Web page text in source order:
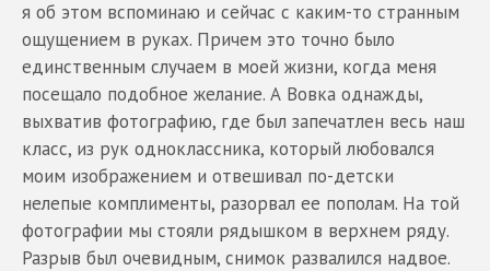
я об этом вспоминаю и сейчас с каким-то странным
ощущением в руках. Причем это точно было
единственным случаем в моей жизни, когда меня
посещало подобное желание. А Вовка однажды,
выхватив фотографию, где был запечатлен весь наш
класс, из рук одноклассника, который любовался
моим изображением и отвешивал по-детски
нелепые комплименты, разорвал ее пополам. На той
фотографии мы стояли рядышком в верхнем ряду.
Разрыв был очевидным, снимок развалился надвое.